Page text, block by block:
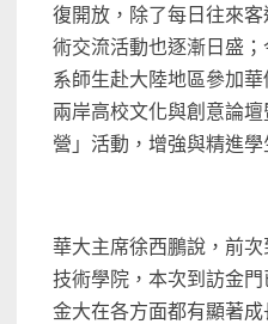
復開放，除了每日往來
術交流活動也逐漸日盛
系師生赴大陸地區參加
兩岸高校文化與創意論
營」活動，增強與精進學
華大主席徐西鵬說，前
技術學院，本次到訪金
金大在各方面都有顯著成